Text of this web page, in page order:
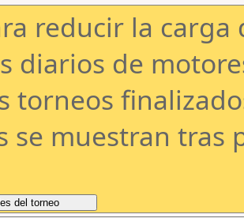
reducir la
diarios de
torneos
se muestran tras